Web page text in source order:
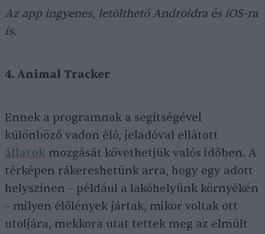
Az app ingyenes, letölthető Androidra és iOS-ra
is.
4. Animal Tracker
Ennek a programnak a segítségével
különböző vadon élő, jeladóval ellátott
állatok mozgását követhetjük valós időben. A
térképen rákereshetünk arra, hogy egy adott
helyszínen – például a lakóhelyünk környékén
– milyen élőlények jártak, mikor voltak ott
utoljára, mekkora utat tettek meg az elmúlt